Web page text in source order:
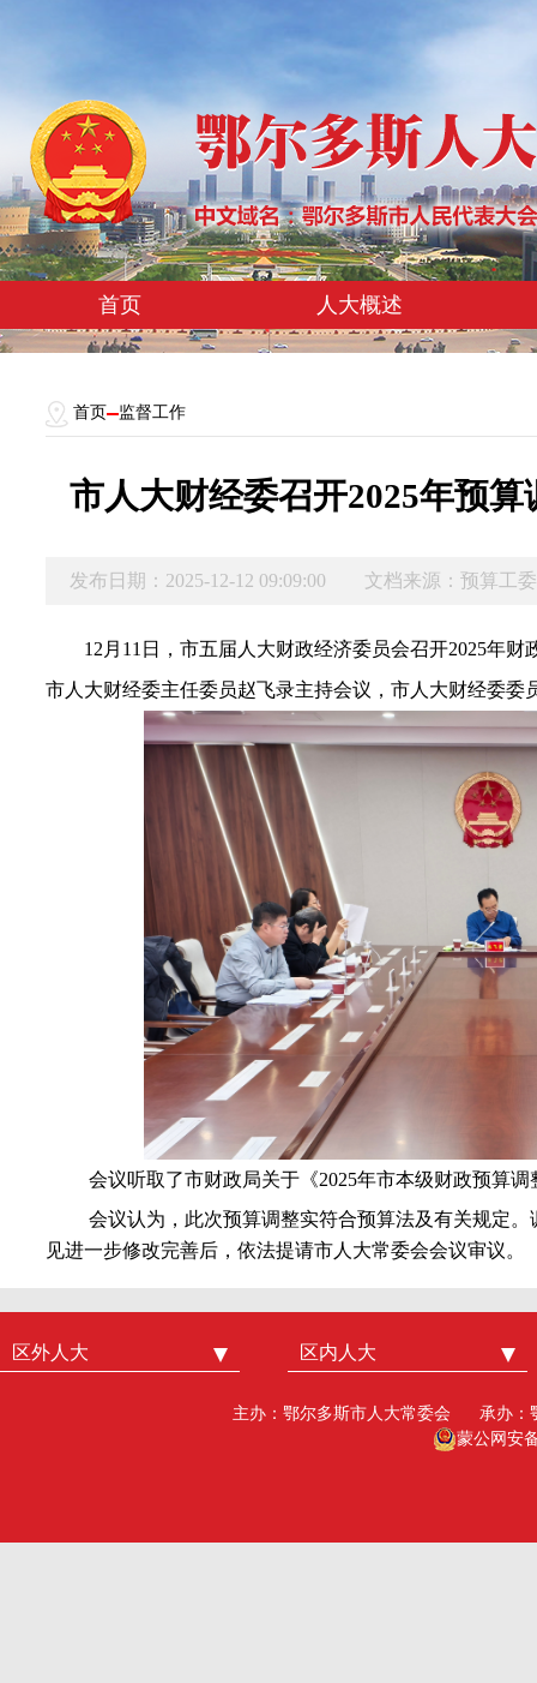
首页 人大概述
首页 监督工作
市人大财经委召开2025年预
发布日期：2025-12-12 09:09:00 文档来源：预算工
12月11日 ，市五届 人大财政经济委员会召开2025年财
市人大财经委主任委员赵飞录主持会议，市人大财经委委
会议听取了市财政局关于《2025年市本级财政预算
会议认为，此次预算调整实符合预算法及有关规定
见进一步修改完善后，依法提请市人大常委会会议审议。
区外人大
中国人大
区内人大
内蒙古人大
包头人大
巴彦淖尔市人大
主办：鄂尔多斯市人大常委会
承办：
蒙公网安